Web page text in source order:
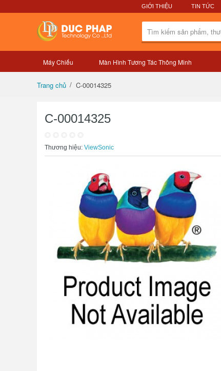
GIỚI THIỆU TIN TỨC
Tổng quan sản phẩm
Máy Chiếu Màn Hình Tương Tác Thông Minh
Trang chủ C-00014325
C-00014325
Thương hiệu: ViewSonic